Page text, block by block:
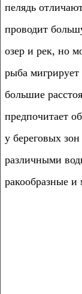
пелядь
проводит
озер и рек, но
рыба мигрирует
большие
предпочитает
у береговых
различными
ракообразные